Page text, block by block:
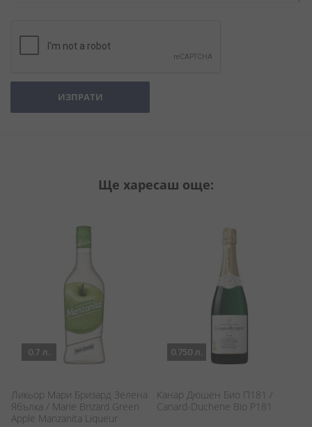
ИЗПРАТИ
Ще харесаш още:
0.7 л.
Ликьор Мари Бризард Зелена
Ябълка / Marie Brizard Green
Apple Manzanita Liqueur
0.750 л.
Канар Дюшен Био П181 /
Canard-Duchene Bio P181